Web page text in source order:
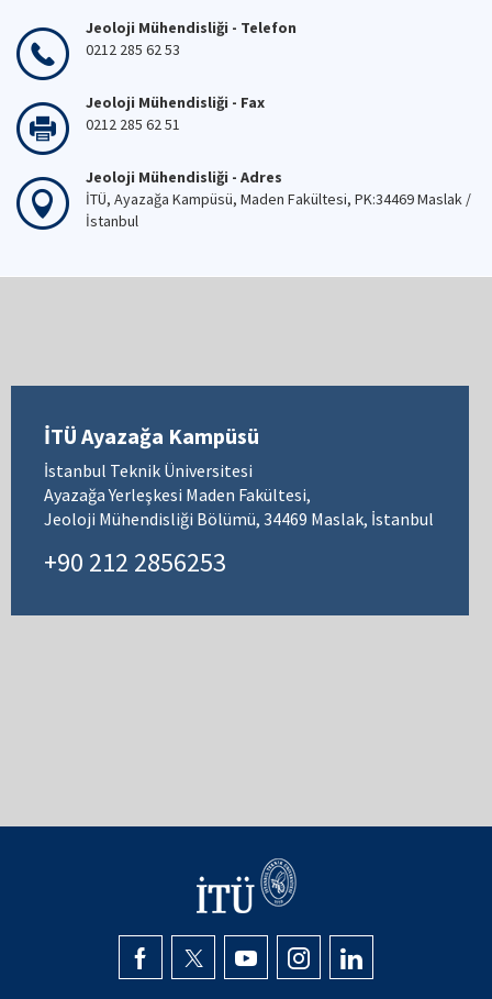
Jeoloji Mühendisliği - Telefon
0212 285 62 53
Jeoloji Mühendisliği - Fax
0212 285 62 51
Jeoloji Mühendisliği - Adres
İTÜ, Ayazağa Kampüsü, Maden Fakültesi, PK:34469 Maslak /
İstanbul
İTÜ Ayazağa Kampüsü
İstanbul Teknik Üniversitesi
Ayazağa Yerleşkesi Maden Fakültesi,
Jeoloji Mühendisliği Bölümü, 34469 Maslak, İstanbul
+90 212 2856253